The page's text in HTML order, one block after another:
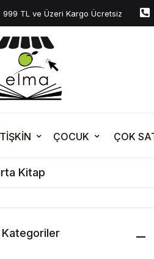
999 TL ve Üzeri Kargo Ücretsiz
ÇOCUK ÇOK
Kitap
Kategoriler